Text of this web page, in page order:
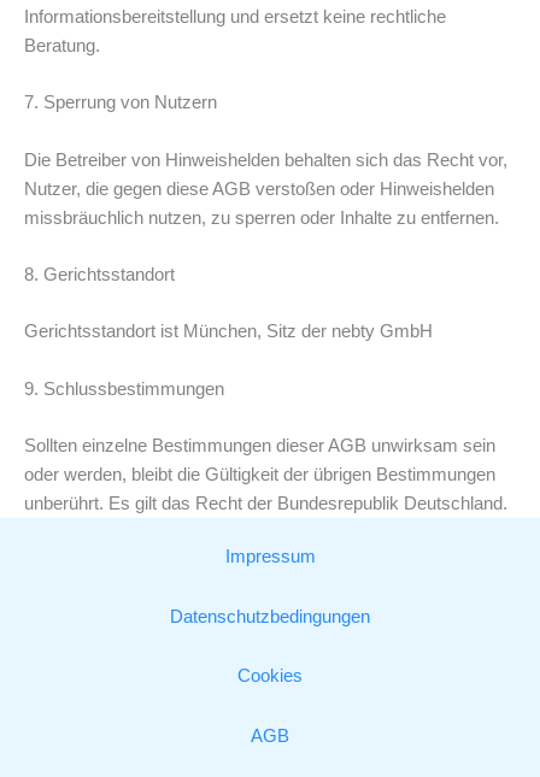
Informationsbereitstellung und ersetzt keine rechtliche
Beratung.
7. Sperrung von Nutzern
Die Betreiber von Hinweishelden behalten sich das Recht vor,
Nutzer, die gegen diese AGB verstoßen oder Hinweishelden
missbräuchlich nutzen, zu sperren oder Inhalte zu entfernen.
8. Gerichtsstandort
Gerichtsstandort ist München, Sitz der nebty GmbH
9. Schlussbestimmungen
Sollten einzelne Bestimmungen dieser AGB unwirksam sein
oder werden, bleibt die Gültigkeit der übrigen Bestimmungen
unberührt. Es gilt das Recht der Bundesrepublik Deutschland.
Impressum
Datenschutzbedingungen
Cookies
AGB